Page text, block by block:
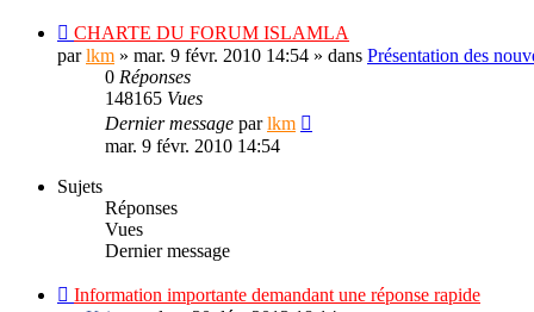
CHARTE DU FORUM ISLAMLA
parlkm » mar. 9 févr. 2010 14:54 » dans Présentation des
0 Réponses
148165 Vues
Dernier message parlkm
mar. 9 févr. 2010 14:54
Sujets
Réponses
Vues
Dernier message
Information importante demandant une réponse rapide